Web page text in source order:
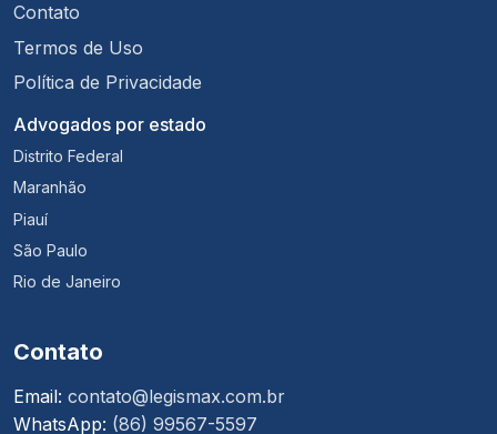
Contato
Termos de Uso
Política de Privacidade
Advogados por estado
Distrito Federal
Maranhão
Piauí
São Paulo
Rio de Janeiro
Contato
Email: contato@legismax.com.br
WhatsApp: (86) 99567-5597